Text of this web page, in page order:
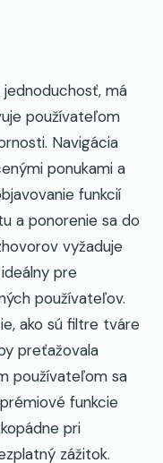
má
používateľom
Navigácia
ponukami a
funkcií
a ponorenie sa do
vyžaduje
pre
používateľov.
ako sú filtre tváre
preťažovala
používateľom sa
funkcie
pri
zážitok.